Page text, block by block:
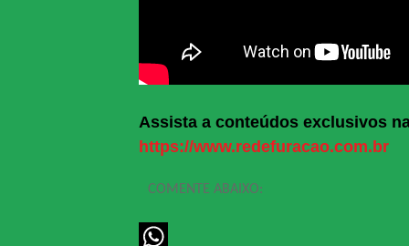
Assista a conteúdos exclusivos
https://www.redefuracao.com.br
COMENTE ABAIXO: